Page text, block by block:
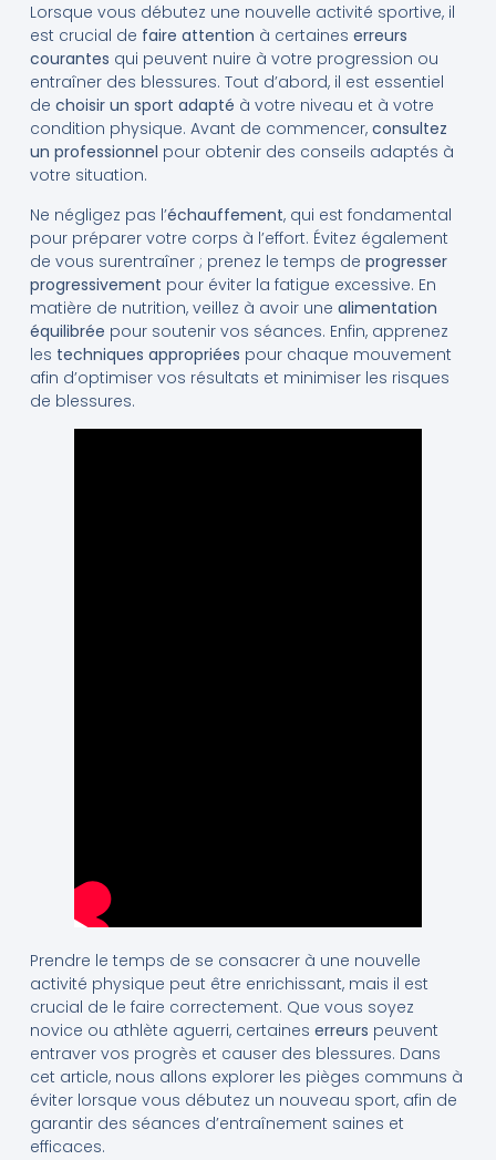
Lorsque vous débutez une nouvelle activité sportive, il
est crucial de faire attention à certaines erreurs
courantes qui peuvent nuire à votre progression ou
entraîner des blessures. Tout d’abord, il est essentiel
de choisir un sport adapté à votre niveau et à votre
condition physique. Avant de commencer, consultez
un professionnel pour obtenir des conseils adaptés à
votre situation.
Ne négligez pas l’échauffement, qui est fondamental
pour préparer votre corps à l’effort. Évitez également
de vous surentraîner ; prenez le temps de progresser
progressivement pour éviter la fatigue excessive. En
matière de nutrition, veillez à avoir une alimentation
équilibrée pour soutenir vos séances. Enfin, apprenez
les techniques appropriées pour chaque mouvement
afin d’optimiser vos résultats et minimiser les risques
de blessures.
Prendre le temps de se consacrer à une nouvelle
activité physique peut être enrichissant, mais il est
crucial de le faire correctement. Que vous soyez
novice ou athlète aguerri, certaines erreurs peuvent
entraver vos progrès et causer des blessures. Dans
cet article, nous allons explorer les pièges communs à
éviter lorsque vous débutez un nouveau sport, afin de
garantir des séances d’entraînement saines et
efficaces.